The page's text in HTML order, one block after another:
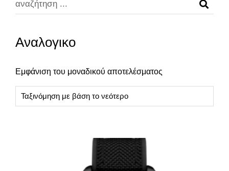
Αναλογικο
Εμφάνιση του μοναδικού αποτελέσματος